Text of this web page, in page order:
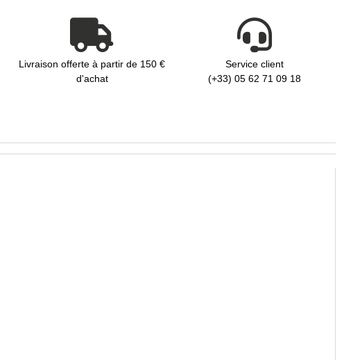
Livraison offerte à partir de 150 €
d'achat
Service client
(+33) 05 62 71 09 18